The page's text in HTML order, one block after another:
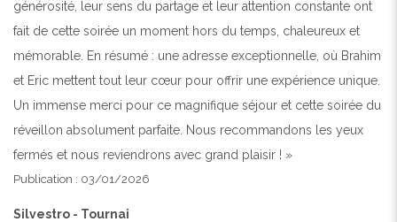
générosité, leur sens du partage et leur attention constante ont
fait de cette soirée un moment hors du temps, chaleureux et
mémorable. En résumé : une adresse exceptionnelle, où Brahim
et Eric mettent tout leur cœur pour offrir une expérience unique.
Un immense merci pour ce magnifique séjour et cette soirée du
réveillon absolument parfaite. Nous recommandons les yeux
fermés et nous reviendrons avec grand plaisir ! »
Publication : 03/01/2026
Silvestro - Tournai